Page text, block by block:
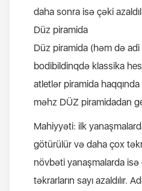
daha sonra isə çəki
Düz piramida
Düz piramida (həm də adi
bodibildinqdə klassika
atletlər piramida
məhz DÜZ piramidadan
Mahiyyəti: ilk
götürülür və daha çox
növbəti yanaşmalarda isə
təkrarların sayı azaldılır.